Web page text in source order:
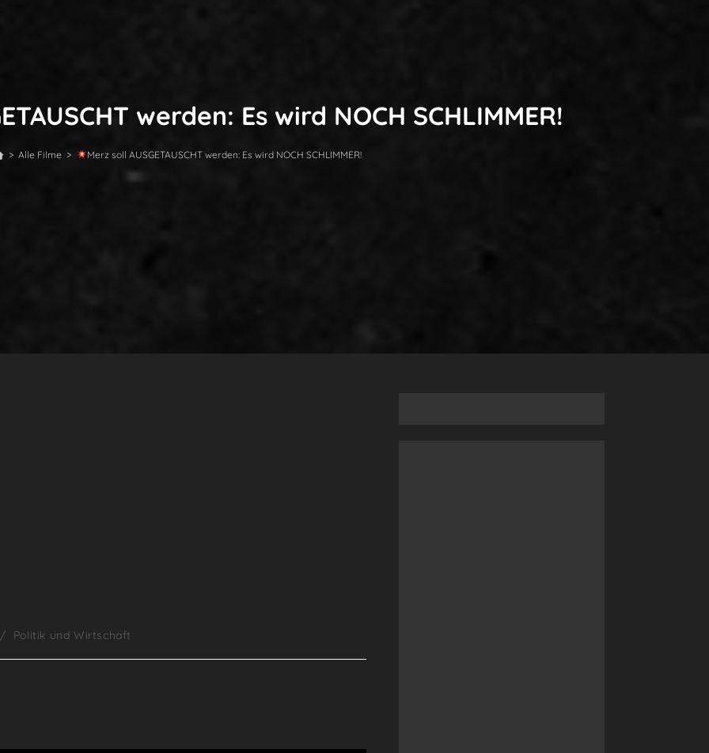
werden: Es wird NOCH SCHLIMMER!
> Alle Filme > Merz soll AUSGETAUSCHT werden: Es wird NOCH SCHLIMMER!
/ Politik und Wirtschaft